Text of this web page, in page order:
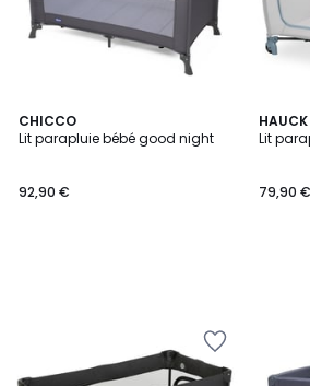
CHICCO
Lit parapluie bébé good night
92,90 €
HAUCK
Lit
79,90 €